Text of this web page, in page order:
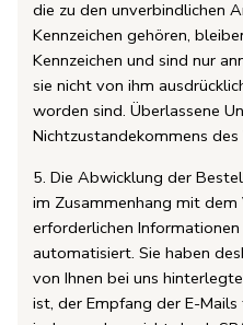
die zu den unverbindlichen
Kennzeichen gehören,
Kennzeichen und sind nur
sie nicht von ihm
worden sind. Überlassene
Nichtzustandekommens
5. Die Abwicklung der
im Zusammenhang mit dem
erforderlichen
automatisiert. Sie haben
von Ihnen bei uns
ist, der Empfang der E-